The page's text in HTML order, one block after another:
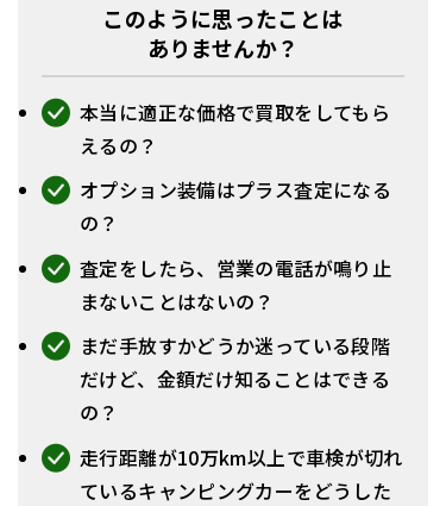
このように思ったことは
ありませんか？
本当に適正な価格で買取をしてもら
えるの？
オプション装備はプラス査定になる
の？
査定をしたら、営業の電話が鳴り止
まないことはないの？
まだ手放すかどうか迷っている段階
だけど、金額だけ知ることはできる
の？
走行距離が10万km以上で車検が切れ
ているキャンピングカーをどうした